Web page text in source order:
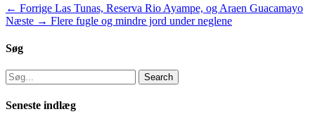
Indlægsnavigation
← Forrige Previous
post:
Las Tunas, Reserva Rio Ayampe, og Araen Guacamayo
Næste → Next
Flere fugle og mindre jord under neglene
Søg
Search
for:
Seneste indlæg